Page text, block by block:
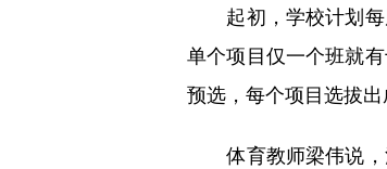
起初，学校计划每
单个项目仅一个班就
预选，每个项目选拔
体育教师梁伟说，